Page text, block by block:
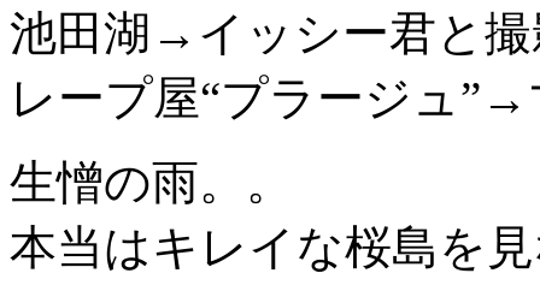
池田湖→イッシー君と
レープ屋“プラージュ
生憎の雨。。
本当はキレイな桜島を